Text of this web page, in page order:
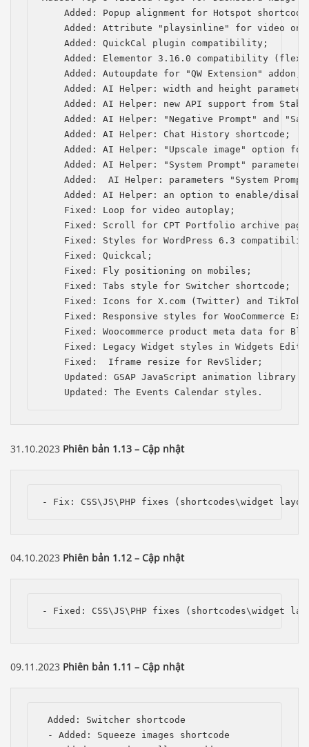
Added: Popup alignment for Hotspot
Added: Attribute "playsinline" for video on
    Added: QuickCal plugin compatibility;
Added: Elementor 3.16.0 compatibility
    Added: Autoupdate for "QW Extension" addon;
Added: AI Helper: width and height
Added: AI Helper: new API support from
Added: AI Helper: "Negative Prompt" and
    Added: AI Helper: Chat History shortcode;
Added: AI Helper: "Upscale image" option
Added: AI Helper: "System Prompt" parameter
Added:  AI Helper: рarameters "System
Added: AI Helper: an option to enable/
    Fixed: Loop for video autoplay;
Fixed: Scroll for CPT Portfolio archive
Fixed: Styles for WordPress 6.3
    Fixed: Quickcal;
    Fixed: Fly positioning on mobiles;
    Fixed: Tabs style for Switcher shortcode;
    Fixed: Icons for Х.com (Twitter) and TikTok;
Fixed: Responsive styles for WooCommerce
Fixed: Woocommerce product meta data for
Fixed: Legacy Widget styles in Widgets
    Fixed:  Iframe resize for RevSlider;
Updated: GSAP JavaScript animation library
    Updated: The Events Calendar styles.
31.10.2023 Phiên bản 1.13 – Cập nhật
- Fix: CSS\JS\PHP fixes (shortcodes\widget
04.10.2023 Phiên bản 1.12 – Cập nhật
- Fixed: CSS\JS\PHP fixes (shortcodes\widget
09.11.2023 Phiên bản 1.11 – Cập nhật
Added: Switcher shortcode
- Added: Squeeze images shortcode